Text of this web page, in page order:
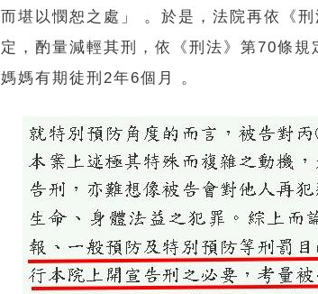
而堪以憫恕之處」 。於是，法院再依《
定，酌量減輕其刑，依《刑法》第70條規
媽媽有期徒刑2年6個月 。